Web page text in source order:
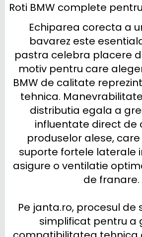
Roti BMW complete
Echiparea corecta a
bavarez este
pastra celebra placere
motiv pentru care
BMW de calitate
tehnica.
distributia egala a
influentate direct de
produselor alese,
suporte fortele laterale
asigure o ventilatie
de franare.
Pe janta.ro, procesul de
simplificat pentru a